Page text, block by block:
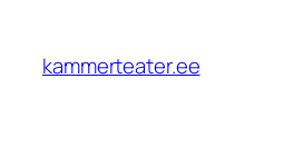
treścikammerteater.ee